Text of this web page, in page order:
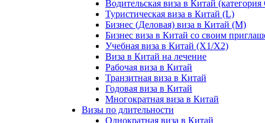
Водительская виза в Китай
Туристическая виза в Китай (L)
Бизнес (Деловая) виза в Китай (M)
Бизнес виза в Китай со своим
Учебная виза в Китай (X1/X2)
Виза в Китай на лечение
Рабочая виза в Китай
Транзитная виза в Китай
Годовая виза в Китай
Многократная виза в Китай
Визы по длительности
Однократная виза в Китай